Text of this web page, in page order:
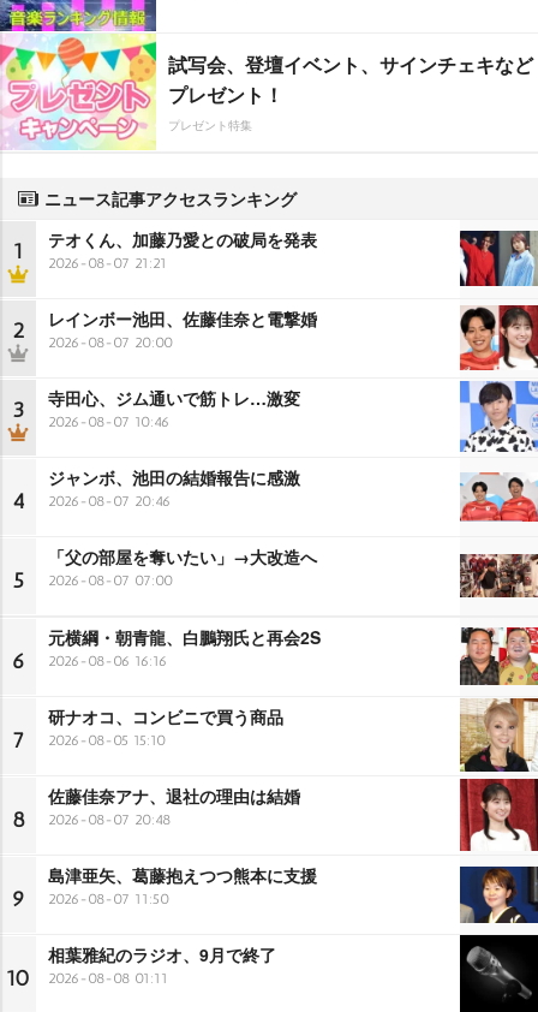
試写会、登壇イベント、サインチェキなど
プレゼント！
プレゼント特集
ニュース記事アクセスランキング
1 テオくん、加藤乃愛との破局を発表
2026-08-07 21:21
2 レインボー池田、佐藤佳奈と電撃婚
2026-08-07 20:00
3 寺田心、ジム通いで筋トレ…激変
2026-08-07 10:46
4
ジャンボ、池田の結婚報告に感激
2026-08-07 20:46
5
「父の部屋を奪いたい」→大改造へ
2026-08-07 07:00
6
元横綱・朝青龍、白鵬翔氏と再会2S
2026-08-06 16:16
7
研ナオコ、コンビニで買う商品
2026-08-05 15:10
8
佐藤佳奈アナ、退社の理由は結婚
2026-08-07 20:48
9
島津亜矢、葛藤抱えつつ熊本に支援
2026-08-07 11:50
10
相葉雅紀のラジオ、9月で終了
2026-08-08 01:11